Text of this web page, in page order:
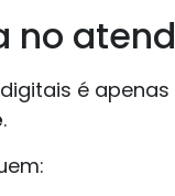
no
é
.